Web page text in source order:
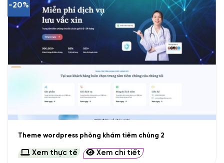
-20%
Theme wordpress phòng khám tiêm chủng 2
Xem thực tế Xem chi tiết